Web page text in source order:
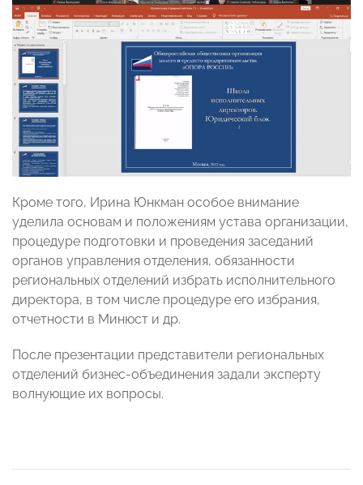
Кроме того, Ирина Юнкман особое внимание
уделила основам и положениям устава организации,
процедуре подготовки и проведения заседаний
органов управления отделения, обязанности
региональных отделений избрать исполнительного
директора, в том числе процедуре его избрания,
отчетности в Минюст и др.
После презентации представители региональных
отделений бизнес-объединения задали эксперту
волнующие их вопросы.